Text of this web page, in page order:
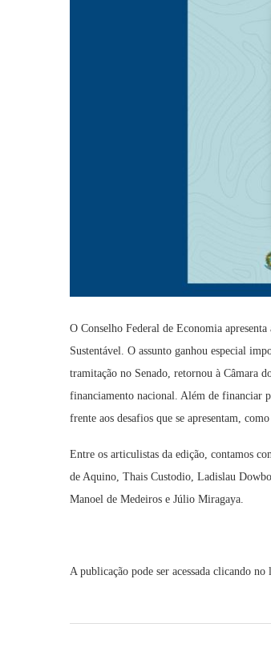
O Conselho Federal de Economia
Sustentável. O assunto ganhou especial
tramitação no Senado, retornou à Câmara
financiamento nacional. Além de financiar
frente aos desafios que se apresentam,
Entre os articulistas da edição, contamos
de Aquino, Thais Custodio, Ladislau
Manoel de Medeiros e Júlio Miragaya.
A publicação pode ser acessada clicando no